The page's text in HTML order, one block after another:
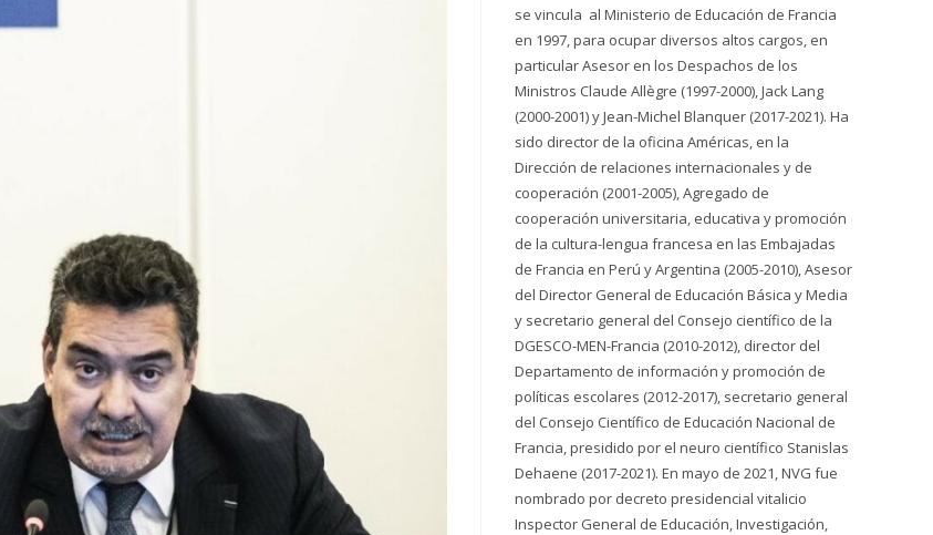
se vincula al Ministerio de Educación de Francia
en 1997, para ocupar diversos altos cargos, en
particular Asesor en los Despachos de los
Ministros Claude Allègre (1997-2000), Jack Lang
(2000-2001) y Jean-Michel Blanquer (2017-2021). Ha
sido director de la oficina Américas, en la
Dirección de relaciones internacionales y de
cooperación (2001-2005), Agregado de
cooperación universitaria, educativa y promoción
de la cultura-lengua francesa en las Embajadas
de Francia en Perú y Argentina (2005-2010), Asesor
del Director General de Educación Básica y Media
y secretario general del Consejo científico de la
DGESCO-MEN-Francia (2010-2012), director del
Departamento de información y promoción de
políticas escolares (2012-2017), secretario general
del Consejo Científico de Educación Nacional de
Francia, presidido por el neuro científico Stanislas
Dehaene (2017-2021). En mayo de 2021, NVG fue
nombrado por decreto presidencial vitalicio
Inspector General de Educación, Investigación,